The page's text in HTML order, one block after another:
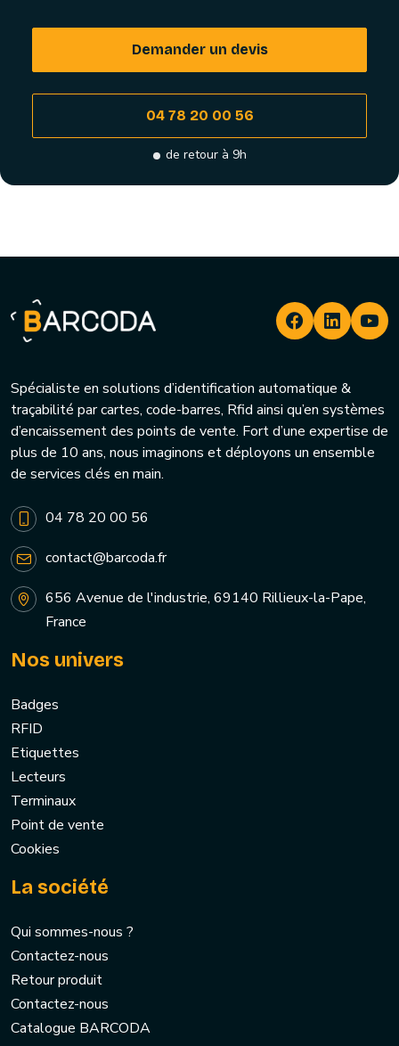
Demander un devis
04 78 20 00 56
de retour à 9h
Spécialiste en solutions d’identification automatique &
traçabilité par cartes, code-barres, Rfid ainsi qu’en systèmes
d’encaissement des points de vente. Fort d’une expertise de
plus de 10 ans, nous imaginons et déployons un ensemble
de services clés en main.
04 78 20 00 56
contact@barcoda.fr
656 Avenue de l'industrie, 69140 Rillieux-la-Pape,
France
Nos univers
Badges
RFID
Etiquettes
Lecteurs
Terminaux
Point de vente
Cookies
La société
Qui sommes-nous ?
Contactez-nous
Retour produit
Contactez-nous
Catalogue BARCODA